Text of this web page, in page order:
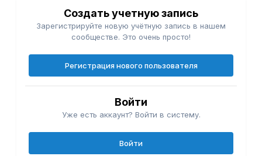
Создать учетную запись
Зарегистрируйте новую учётную запись в нашем
сообществе. Это очень просто!
Регистрация нового пользователя
Войти
Уже есть аккаунт? Войти в систему.
Войти